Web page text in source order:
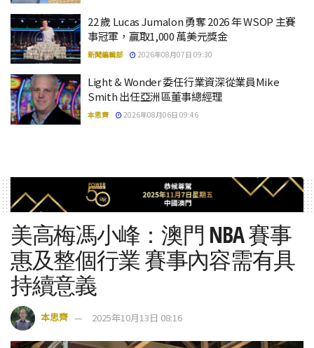
22 歲 Lucas Jumalon 勇奪 2026 年 WSOP 主賽
事冠軍，贏取1,000 萬美元獎金
新聞編輯部 2026年08月07日 09:30
Light & Wonder 委任行業資深從業員Mike
Smith 出任亞洲區董事總經理
本思齊 2026年08月06日 09:46
美高梅馮小峰：澳門 NBA 賽事
惠及整個行業 賽事內容需有具
持續意義
本思齊 2025年10月13日 08:16